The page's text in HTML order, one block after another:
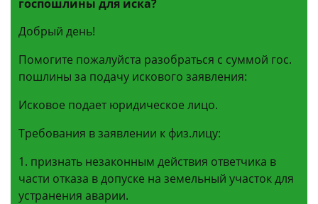
госпошлины для иска?
Добрый день!
Помогите пожалуйста разобраться с суммой гос.
пошлины за подачу искового заявления:
Исковое подает юридическое лицо.
Требования в заявлении к физ.лицу:
1. признать незаконным действия ответчика в
части отказа в допуске на земельный участок для
устранения аварии.